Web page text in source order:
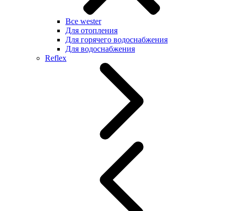
Все wester
Для отопления
Для горячего водоснабжения
Для водоснабжения
Reflex